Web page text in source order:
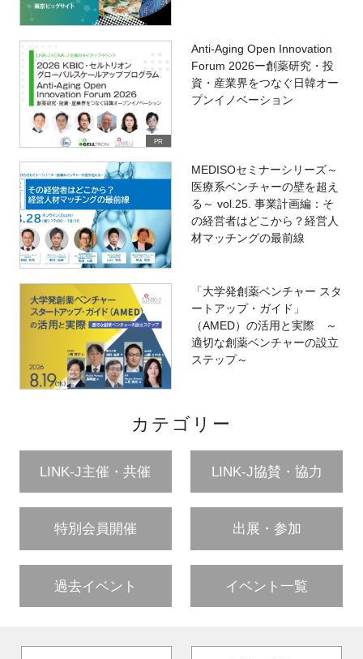
PR
Anti-Aging Open Innovation
Forum 2026ー創薬研究・投
資・産業界をつなぐ日韓オー
プンイノベーション
MEDISOセミナーシリーズ～
医療系ベンチャーの壁を超え
る～ vol.25. 事業計画編：そ
の経営者はどこから？経営人
材マッチングの最前線
「大学発創薬ベンチャー スタ
ートアップ・ガイド」
（AMED）の活用と実際 ～
適切な創薬ベンチャーの設立
ステップ～
カテゴリー
LINK-J主催・共催 LINK-J協賛・協力
特別会員開催 出展・参加
過去イベント イベント一覧